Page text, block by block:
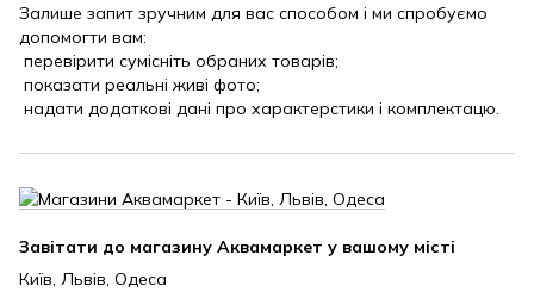
Залише запит зручним для вас способом і ми спробуємо
допомогти вам:
перевірити сумісніть обраних товарів;
показати реальні живі фото;
надати додаткові дані про характерстики і комплектацю.
Завітати до магазину Аквамаркет у вашому місті
Київ, Львів, Одеса